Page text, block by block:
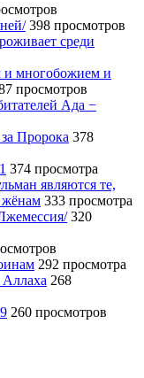
398 просмотров
среди
и многобожием и
просмотров
Ада −
Пророка 378
374 просмотра
являются те,
жёнам 333 просмотра
320
292 просмотра
Аллаха 268
260 просмотров